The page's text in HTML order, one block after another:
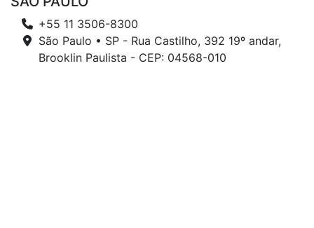
+55 11 3506-8300
São Paulo • SP - Rua Castilho, 392 19º andar,
Brooklin Paulista - CEP: 04568-010